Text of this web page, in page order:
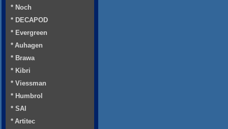
* Noch
* DECAPOD
* Evergreen
* Auhagen
* Brawa
* Kibri
* Viessman
* Humbrol
* SAI
* Artitec